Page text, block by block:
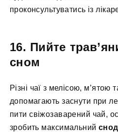
проконсультуватись із
16. Пийте
сном
Різні чаї з мелісою, м’ятою
допомагають заснути при
пити свіжозаварений чай,
зробить максимальний